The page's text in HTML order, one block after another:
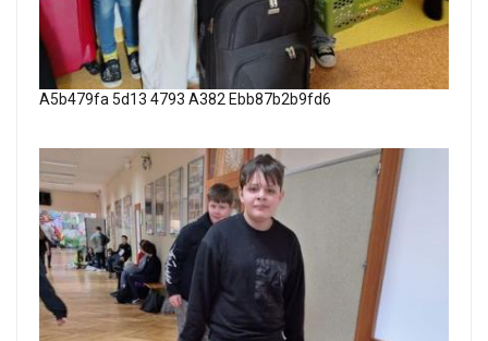
A5b479fa 5d13 4793 A382 Ebb87b2b9fd6